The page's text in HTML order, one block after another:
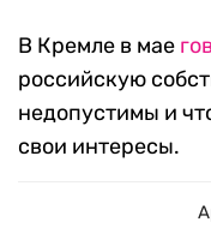
В Кремле в мае
российскую
недопустимы и
свои интересы.